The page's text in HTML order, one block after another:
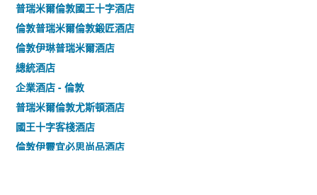
普瑞米爾倫敦國王十字酒店
倫敦普瑞米爾倫敦鍛匠酒店
倫敦伊琳普瑞米爾酒店
總統酒店
企業酒店 - 倫敦
普瑞米爾倫敦尤斯頓酒店
國王十字客棧酒店
倫敦伊靈宜必思尚品酒店